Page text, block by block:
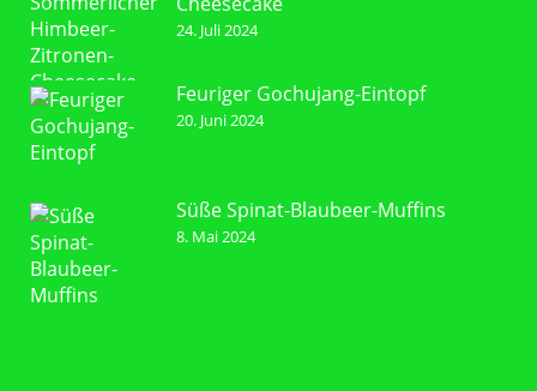
24. Juli 2024
Feuriger Gochujang-Eintopf
20. Juni 2024
Süße Spinat-Blaubeer-Muffins
8. Mai 2024